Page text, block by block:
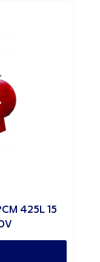
425L 15